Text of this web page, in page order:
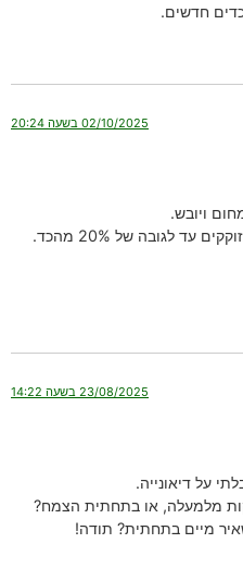
חדשים.
02/10/2025 בשעה 20:24
ויובש.
לגובה של 20% מהכד.
23/08/2025 בשעה 14:22
על דיאונייה.
מלמעלה, או בתחתית הצמח?
מיים בתחתית? תודה!